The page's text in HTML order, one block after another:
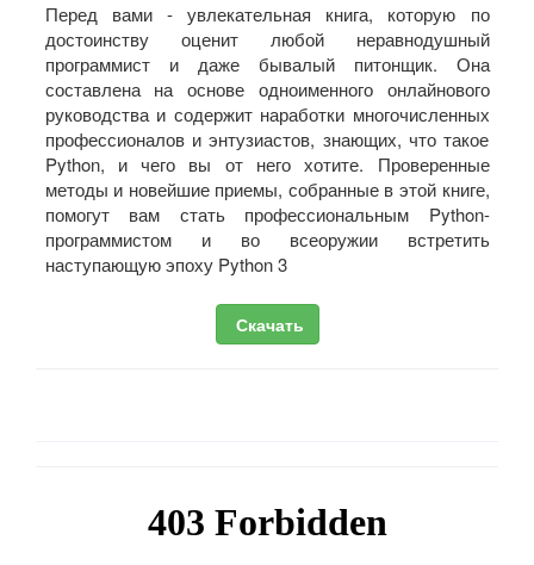
Перед вами - увлекательная книга, которую по
достоинству оценит любой неравнодушный
программист и даже бывалый питонщик. Она
составлена на основе одноименного онлайнового
руководства и содержит наработки многочисленных
профессионалов и энтузиастов, знающих, что такое
Python, и чего вы от него хотите. Проверенные
методы и новейшие приемы, собранные в этой книге,
помогут вам стать профессиональным Python-
программистом и во всеоружии встретить
наступающую эпоху Python 3
Скачать